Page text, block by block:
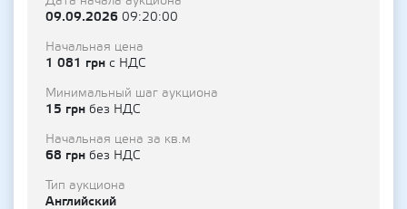
09.09.2026 09:20:00
Начальная цена
1 081 грн с НДС
Минимальный шаг аукциона
15 грн без НДС
Начальная цена за кв.м
68 грн без НДС
Тип аукциона
Английский